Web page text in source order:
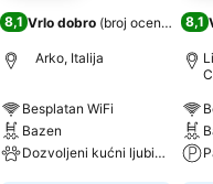
8,1 Vrlo dobro (broj ocena: 1.369)
Arko, Italija
Besplatan WiFi
Bazen
Dozvoljeni kućni ljubimci
8,1